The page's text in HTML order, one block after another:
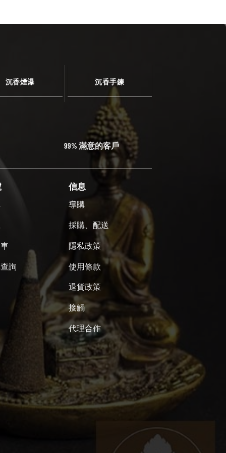
沉香煙瀑 沉香手鍊
99% 滿意的客戶
詢
信息
導購
採購、配送
隱私政策
使用條款
退貨政策
接觸
代理合作